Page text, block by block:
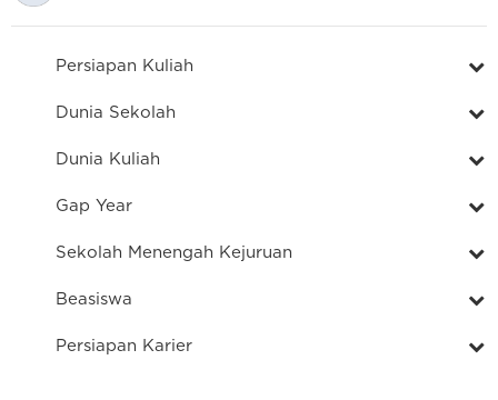
Persiapan Kuliah
Dunia Sekolah
Dunia Kuliah
Gap Year
Sekolah Menengah Kejuruan
Beasiswa
Persiapan Karier